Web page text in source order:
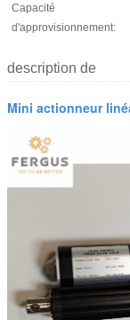
Capacité
d'approvisionnement:
description de
Mini actionneur